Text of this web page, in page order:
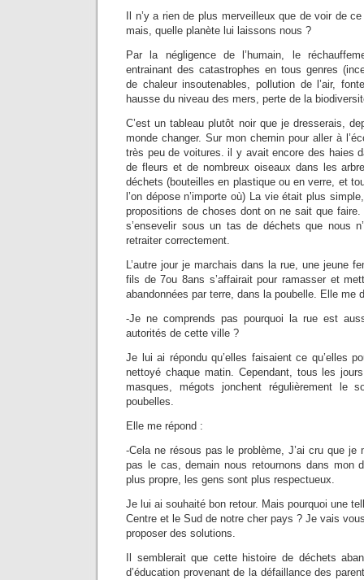
Il n’y a rien de plus merveilleux que de voir de
mais, quelle planète lui laissons nous ?
Par la négligence de l’humain, le
entrainant des catastrophes en tous genres
de chaleur insoutenables, pollution de l’air,
hausse du niveau des mers, perte de la
C’est un tableau plutôt noir que je dresserais,
monde changer. Sur mon chemin pour aller à
très peu de voitures. il y avait encore des haies
de fleurs et de nombreux oiseaux dans les
déchets (bouteilles en plastique ou en verre, et
l’on dépose n’importe où) La vie était plus
propositions de choses dont on ne sait que
s’ensevelir sous un tas de déchets que nous
retraiter correctement.
L’autre jour je marchais dans la rue, une jeune
fils de 7ou 8ans s’affairait pour ramasser et
abandonnées par terre, dans la poubelle. Elle me
-Je ne comprends pas pourquoi la rue est
autorités de cette ville ?
Je lui ai répondu qu’elles faisaient ce qu’elles
nettoyé chaque matin. Cependant, tous les
masques, mégots jonchent régulièrement le
poubelles.
Elle me répond :
-Cela ne résous pas le problème, J’ai cru que je
pas le cas, demain nous retournons dans mon
plus propre, les gens sont plus respectueux.
Je lui ai souhaité bon retour. Mais pourquoi une
Centre et le Sud de notre cher pays ? Je vais
proposer des solutions.
Il semblerait que cette histoire de déchets
d’éducation provenant de la défaillance des